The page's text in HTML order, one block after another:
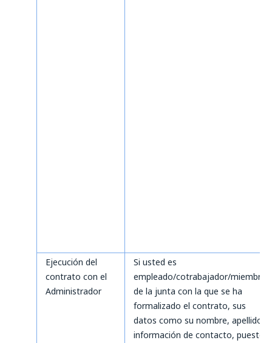
Ejecución del
contrato con el
Administrador
Si usted es
empleado/cotrabajador/miembro
de la junta con la que se ha
formalizado el contrato, sus
datos como su nombre, apellido,
información de contacto, puesto